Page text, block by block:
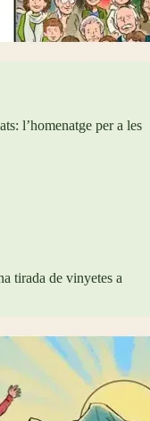
l’homenatge per a les
tirada de vinyetes a